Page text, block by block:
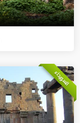
السويداء